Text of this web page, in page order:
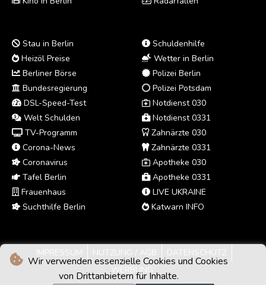
Wir verwenden essenzielle Cookies und Cookies
von Drittanbietern für Inhalte.
Stau in Berlin
Heizöl Preise
Berliner Börse
Bundesregierung
DSL-Speed-Test
Welt Schulden
TV-Programm
Corona-News
Coronavirus
Tafel Berlin
Frauenhaus
Suchthilfe Berlin
Schuldenhilfe
Wetter in Berlin
Polizei Berlin
Polizei Potsdam
Notdienst 030
Notdienst 0331
Zahnärzte 030
Zahnärzte 0331
Apotheke 030
Apotheke 0331
LIVE UKRAINE
Katwarn INFO
IMPRESSUM NUTZUNG / AGB
DATENSCHUTZ
WERBUNG